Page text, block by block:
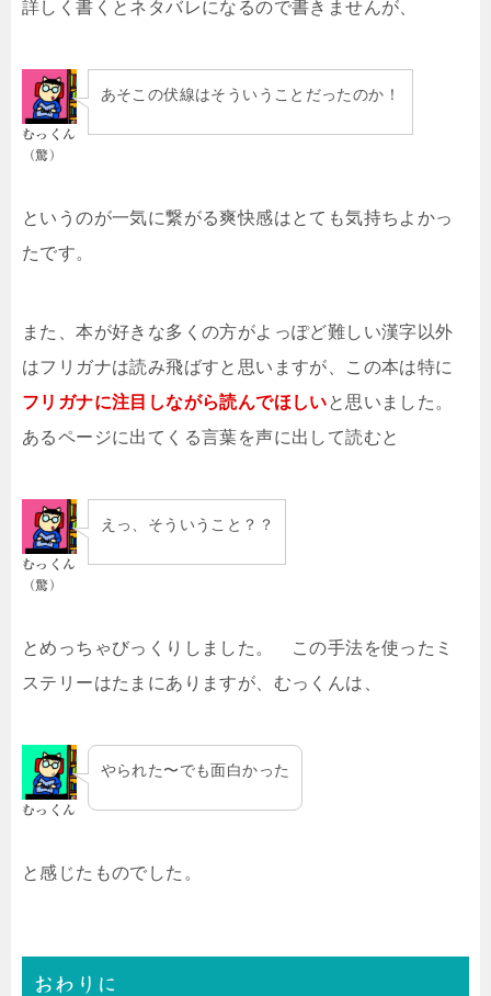
詳しく書くとネタバレになるので書きませんが、
むっくん
（驚）
あそこの伏線はそういうことだったのか！
というのが一気に繋がる爽快感はとても気持ちよかっ
たです。
また、本が好きな多くの方がよっぽど難しい漢字以外
はフリガナは読み飛ばすと思いますが、この本は特に
フリガナに注目しながら読んでほしいと思いました。
あるページに出てくる言葉を声に出して読むと
むっくん
（驚）
えっ、そういうこと？？
とめっちゃびっくりしました。 この手法を使ったミ
ステリーはたまにありますが、むっくんは、
むっくん
やられた〜でも面白かった
と感じたものでした。
おわりに